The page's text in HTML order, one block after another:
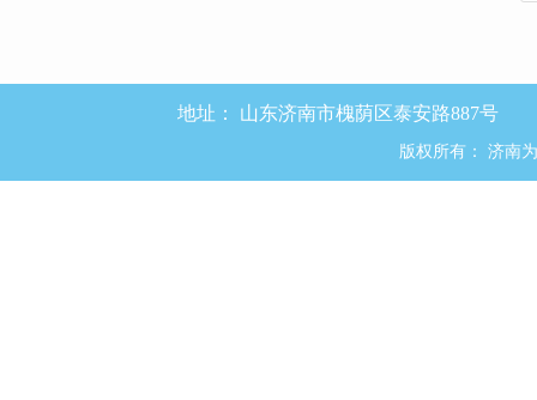
地址： 山东济南市槐荫区泰安路887号
版权所有： 济南